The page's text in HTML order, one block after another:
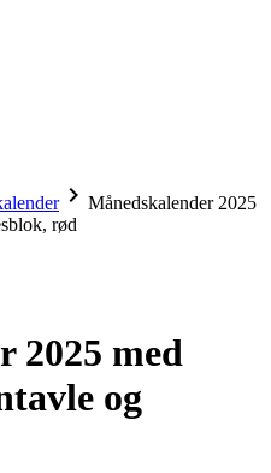
chevron_right Månedskalender 2025
rød
2025 med
og